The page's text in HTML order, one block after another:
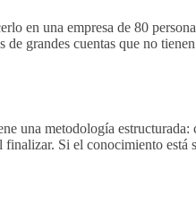
en una empresa de 80
grandes cuentas que no
una metodología
Si el conocimiento